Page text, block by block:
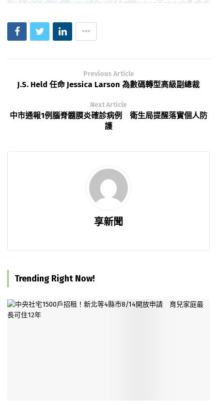
Previous Article
J.S. Held 任命 Jessica Larson 為數碼轉型高級副總裁
Next Article
中市通報1例腦脊髓膜炎確診病例 衛生局提醒落實個人防
護
享新聞
Trending Right Now!